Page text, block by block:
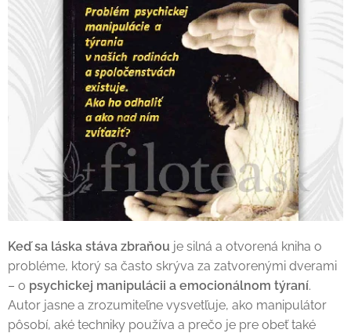
Keď sa láska stáva zbraňou je silná a otvorená kniha o
probléme, ktorý sa často skrýva za zatvorenými dverami
– o psychickej manipulácii a emocionálnom týraní.
Autor jasne a zrozumiteľne vysvetľuje, ako manipulátor
pôsobí, aké techniky používa a prečo je pre obeť také